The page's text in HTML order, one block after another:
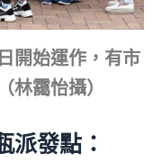
開始運作，有市
林靄怡攝）
派發點：